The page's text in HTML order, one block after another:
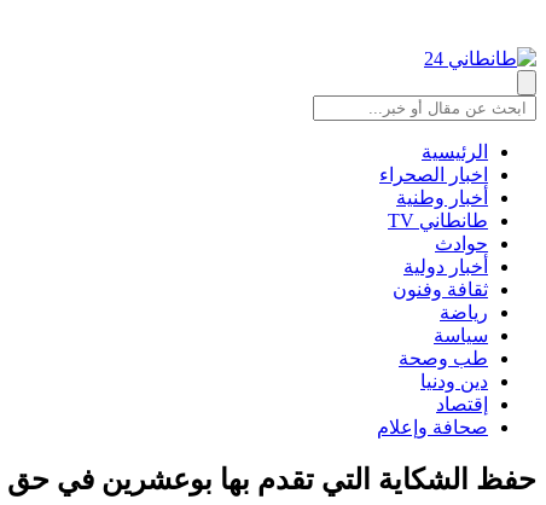
الرئيسية
اخبار الصحراء
أخبار وطنية
طانطاني TV
حوادث
أخبار دولية
ثقافة وفنون
رياضة
سياسة
طب وصحة
دين ودنيا
إقتصاد
صحافة وإعلام
حفظ الشكاية التي تقدم بها بوعشرين في حق